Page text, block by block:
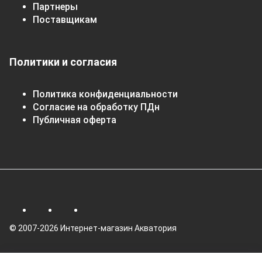
Партнеры
Поставщикам
Политики и согласия
Политика конфиденциальности
Согласие на обработку ПДн
Публичная оферта
© 2007-2026 Интернет-магазин Акватория